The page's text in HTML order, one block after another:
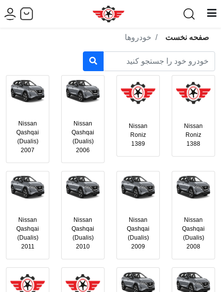
صفحه نخست خودروها
Nissan
Roniz
1388
Nissan
Roniz
1389
Nissan
Qashqai
(Dualis)
2006
Nissan
Qashqai
(Dualis)
2007
Nissan
Qashqai
(Dualis)
2008
Nissan
Qashqai
(Dualis)
2009
Nissan
Qashqai
(Dualis)
2010
Nissan
Qashqai
(Dualis)
2011